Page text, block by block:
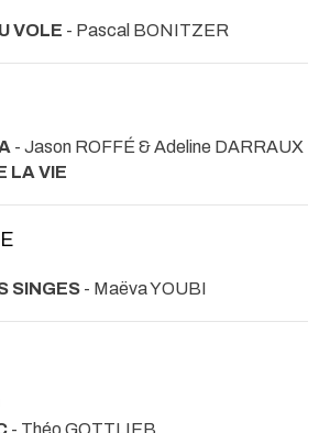
VOLE - Pascal BONITZER
- Jason ROFFÉ & Adeline DARRAUX
LA VIE
SINGES - Maëva YOUBI